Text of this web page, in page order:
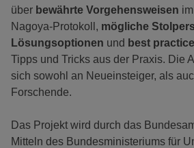
über bewährte Vorgehensweisen
Nagoya-Protokoll, mögliche
Lösungsoptionen und best
Tipps und Tricks aus der Praxis. Die
sich sowohl an Neueinsteiger, als
Forschende.
Das Projekt wird durch das
Mitteln des Bundesministeriums für